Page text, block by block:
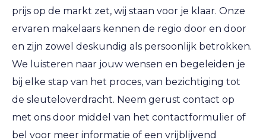
prijs op de markt zet, wij staan voor je klaar. Onze
ervaren makelaars kennen de regio door en door
en zijn zowel deskundig als persoonlijk betrokken.
We luisteren naar jouw wensen en begeleiden je
bij elke stap van het proces, van bezichtiging tot
de sleuteloverdracht. Neem gerust contact op
met ons door middel van het contactformulier of
bel voor meer informatie of een vrijblijvend